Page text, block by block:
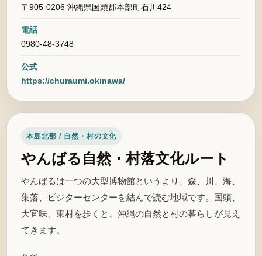
〒905-0206 沖縄県国頭郡本部町石川424
電話
0980-48-3748
公式
https://churaumi.okinawa/
本島北部 / 自然・村の文化
やんばる自然・村落文化ルート
やんばるは一つの大型博物館というより、森、川、海、
集落、ビジターセンターを結んで読む地域です。国頭、
大宜味、東村を歩くと、沖縄の自然と村の暮らしが見え
てきます。